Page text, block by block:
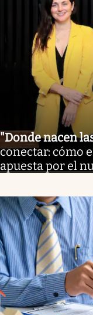
"Donde nacen
conectar: cómo
apuesta por el